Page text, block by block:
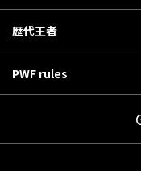
PWF rules
歴代王者